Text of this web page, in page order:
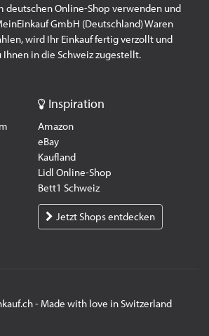
deutschen Online-Shop verwenden und
GmbH (Deutschland) Waren
wird Ihr Einkauf fertig verzollt und
in die Schweiz zugestellt.
Inspiration
Amazon
eBay
Kaufland
Lidl Online-Shop
Bett1 Schweiz
Jetzt Shops entdecken
- Made with love in Switzerland